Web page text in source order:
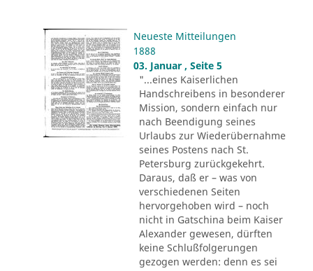
Neueste Mitteilungen
1888
03. Januar , Seite 5
"...eines Kaiserlichen
Handschreibens in besonderer
Mission, sondern einfach nur
nach Beendigung seines
Urlaubs zur Wiederübernahme
seines Postens nach St.
Petersburg zurückgekehrt.
Daraus, daß er – was von
verschiedenen Seiten
hervorgehoben wird – noch
nicht in Gatschina beim Kaiser
Alexander gewesen, dürften
keine Schlußfolgerungen
gezogen werden: denn es sei